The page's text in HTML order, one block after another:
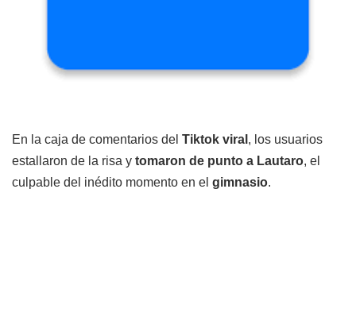
En la caja de comentarios del Tiktok viral , los usuarios
estallaron de la risa y tomaron de punto a Lautaro, el
culpable del inédito momento en el gimnasio.